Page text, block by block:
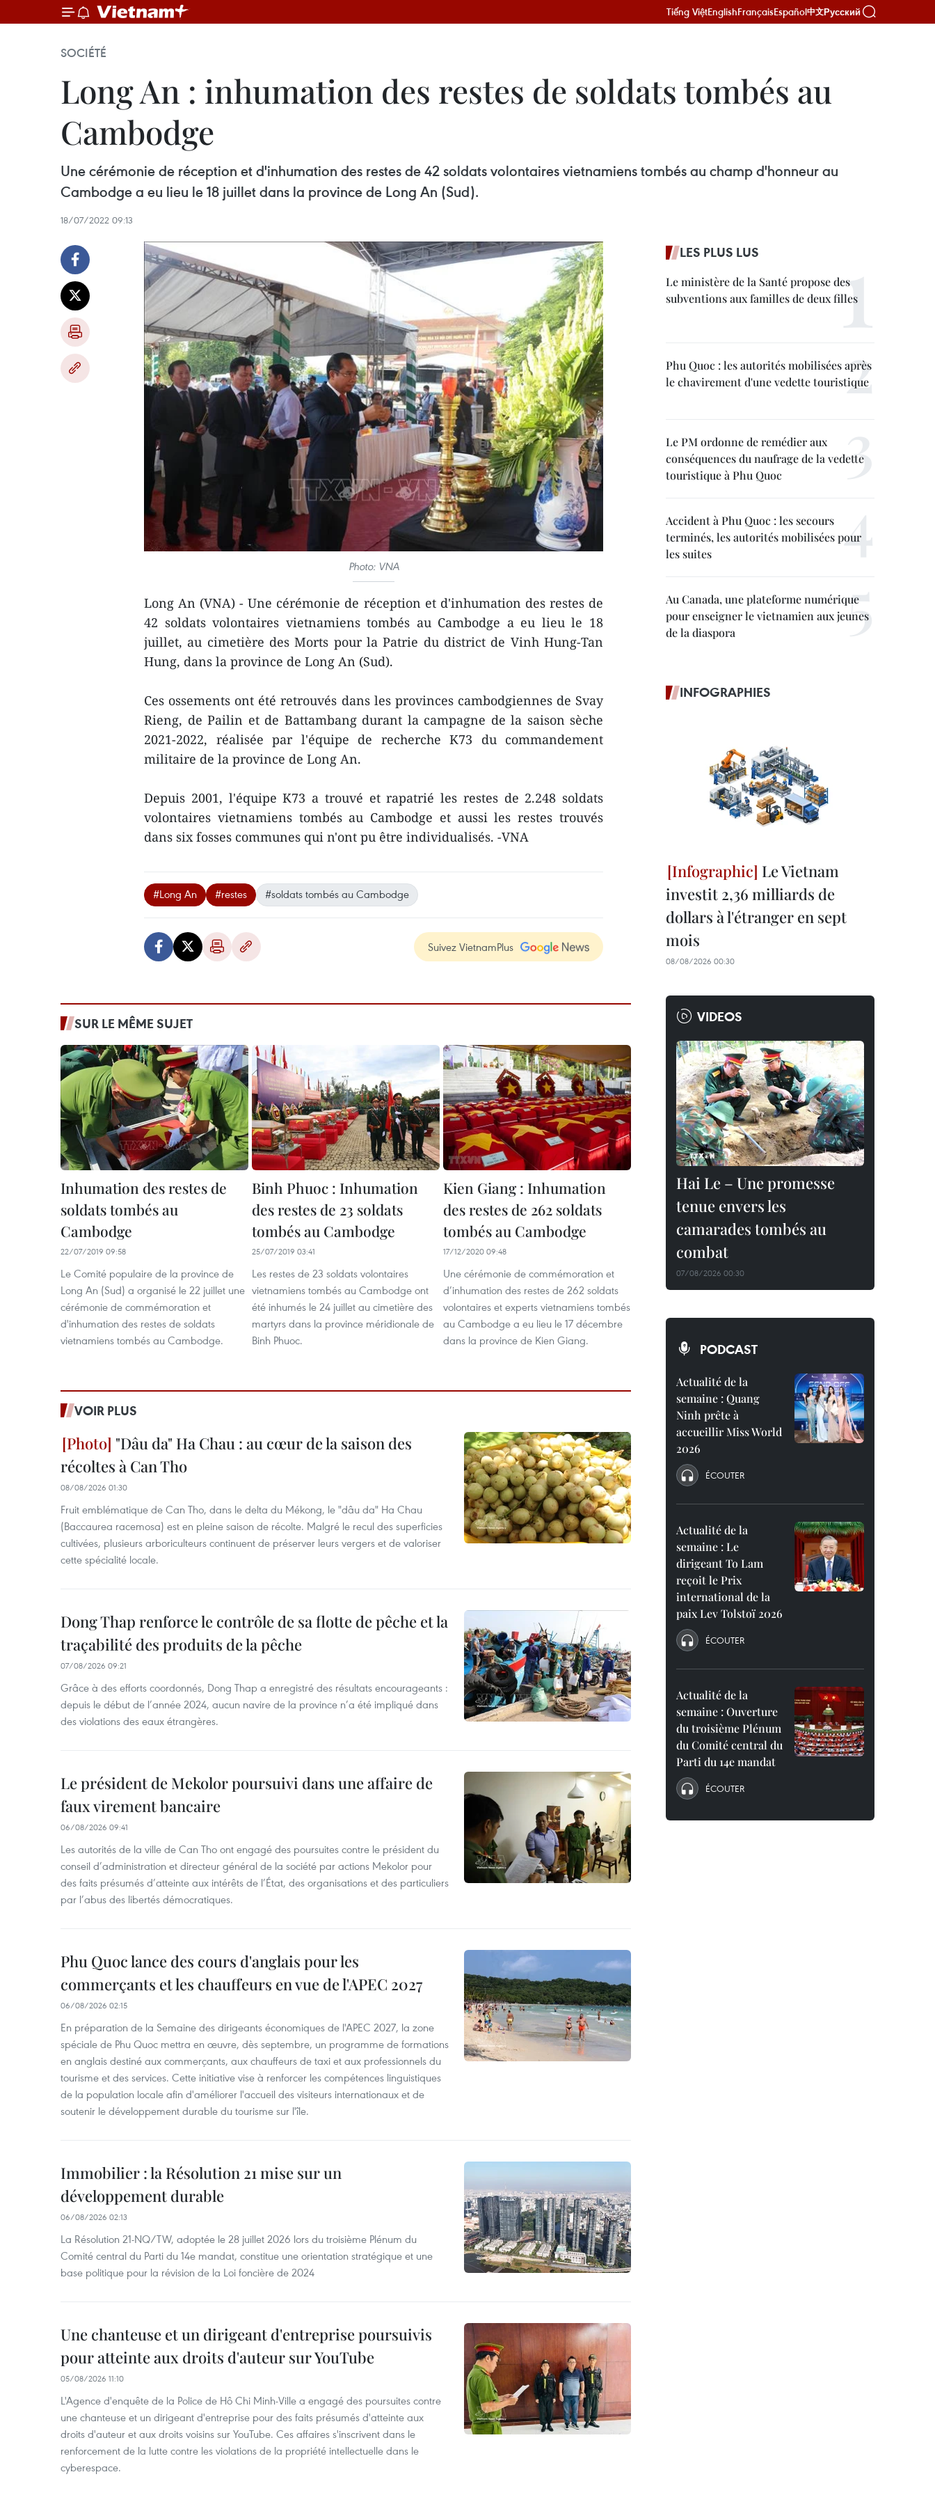
Tiếng ViệtEnglishFrançaisEspañol中文Русский
SOCIÉTÉ
Long An : inhumation des restes de soldats tombés au
Cambodge
Une cérémonie de réception et d'inhumation des restes de 42 soldats volontaires vietnamiens tombés au champ d'honneur au
Cambodge a eu lieu ​le 18 juillet dans la province de Long An (Sud).
18/07/2022 09:13
Photo: VNA
Long An (VNA) - Une cérémonie de réception et d'inhumation des restes de
42 soldats volontaires vietnamiens tombés au Cambodge a eu lieu le 18
juillet, au cimetière des Morts pour la Patrie du district de Vinh Hung-Tan
Hung, dans la province de Long An (Sud).
Ces ossements ont été retrouvés dans les provinces cambodgiennes de Svay
Rieng, de Pailin et de Battambang durant la campagne de la saison sèche
2021-2022, réalisée par l'équipe de recherche K73 du commandement
militaire de la province de Long An.
Depuis 2001, l'équipe K73 a trouvé et rapatrié les restes de 2.248 soldats
volontaires vietnamiens tombés au Cambodge et aussi les restes trouvés
dans six fosses communes qui n'ont pu être individualisés. -VNA
#Long An #restes #soldats tombés au Cambodge
Suivez VietnamPlus
SUR LE MÊME SUJET
Inhumation des restes de
soldats tombés au
Cambodge
22/07/2019 09:58
Le Comité populaire de la province de
Long An (Sud) a organisé le 22 juillet une
cérémonie de commémoration et
d'inhumation des restes de soldats
vietnamiens tombés au Cambodge.
Binh Phuoc : Inhumation
des restes de 23 soldats
tombés au Cambodge
25/07/2019 03:41
Les restes de 23 soldats volontaires
vietnamiens tombés au Cambodge ont
été inhumés le 24 juillet au cimetière des
martyrs dans la province méridionale de
Binh Phuoc.
Kien Giang : Inhumation
des restes de 262 soldats
tombés au Cambodge
17/12/2020 09:48
Une cérémonie de commémoration et
d’inhumation des restes de 262 soldats
volontaires et experts vietnamiens tombés
au Cambodge a eu lieu le 17 décembre
dans la province de Kien Giang.
VOIR PLUS
"Dâu da" Ha Chau : au cœur de la saison des
récoltes à Can Tho
08/08/2026 01:30
Fruit emblématique de Can Tho, dans le delta du Mékong, le "dâu da" Ha Chau
(Baccaurea racemosa) est en pleine saison de récolte. Malgré le recul des superficies
cultivées, plusieurs arboriculteurs continuent de préserver leurs vergers et de valoriser
cette spécialité locale.
Dong Thap renforce le contrôle de sa flotte de pêche et la
traçabilité des produits de la pêche
07/08/2026 09:21
Grâce à des efforts coordonnés, Dong Thap a enregistré des résultats encourageants :
depuis le début de l’année 2024, aucun navire de la province n’a été impliqué dans
des violations des eaux étrangères.
Le président de Mekolor poursuivi dans une affaire de
faux virement bancaire
06/08/2026 09:41
Les autorités de la ville de Can Tho ont engagé des poursuites contre le président du
conseil d’administration et directeur général de la société par actions Mekolor pour
des faits présumés d’atteinte aux intérêts de l’État, des organisations et des particuliers
par l’abus des libertés démocratiques.
Phu Quoc lance des cours d'anglais pour les
commerçants et les chauffeurs en vue de l'APEC 2027
06/08/2026 02:15
En préparation de la Semaine des dirigeants économiques de l'APEC 2027, la zone
spéciale de Phu Quoc mettra en œuvre, dès septembre, un programme de formations
en anglais destiné aux commerçants, aux chauffeurs de taxi et aux professionnels du
tourisme et des services. Cette initiative vise à renforcer les compétences linguistiques
de la population locale afin d'améliorer l'accueil des visiteurs internationaux et de
soutenir le développement durable du tourisme sur l'île.
Immobilier : la Résolution 21 mise sur un
développement durable
06/08/2026 02:13
La Résolution 21-NQ/TW, adoptée le 28 juillet 2026 lors du troisième Plénum du
Comité central du Parti du 14e mandat, constitue une orientation stratégique et une
base politique pour la révision de la Loi foncière de 2024
Une chanteuse et un dirigeant d'entreprise poursuivis
pour atteinte aux droits d'auteur sur YouTube
05/08/2026 11:10
L'Agence d'enquête de la Police de Hô Chi Minh-Ville a engagé des poursuites contre
une chanteuse et un dirigeant d'entreprise pour des faits présumés d'atteinte aux
droits d'auteur et aux droits voisins sur YouTube. Ces affaires s'inscrivent dans le
renforcement de la lutte contre les violations de la propriété intellectuelle dans le
cyberespace.
LES PLUS LUS
Le ministère de la Santé propose des
subventions aux familles de deux filles
Phu Quoc : les autorités mobilisées après
le chavirement d'une vedette touristique
Le PM ordonne de remédier aux
conséquences du naufrage de la vedette
touristique à Phu Quoc
Accident à Phu Quoc : les secours
terminés, les autorités mobilisées pour
les suites
Au Canada, une plateforme numérique
pour enseigner le vietnamien aux jeunes
de la diaspora
INFOGRAPHIES
Le Vietnam
investit 2,36 milliards de
dollars à l'étranger en sept
mois
08/08/2026 00:30
VIDEOS
Hai Le – Une promesse
tenue envers les
camarades tombés au
combat
07/08/2026 00:30
PODCAST
Actualité de la
semaine : Quang
Ninh prête à
accueillir Miss World
2026
ÉCOUTER
Actualité de la
semaine : Le
dirigeant To Lam
reçoit le Prix
international de la
paix Lev Tolstoï 2026
ÉCOUTER
Actualité de la
semaine : Ouverture
du troisième Plénum
du Comité central du
Parti du 14e mandat
ÉCOUTER